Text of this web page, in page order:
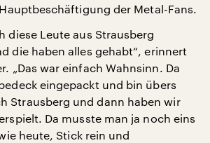
der Metal-Fans.
diese Leute aus Strausberg
die haben alles gehabt“, erinnert
„Das war einfach Wahnsinn. Da
eingepackt und bin übers
Strausberg und dann haben wir
Da musste man ja noch eins
heute, Stick rein und